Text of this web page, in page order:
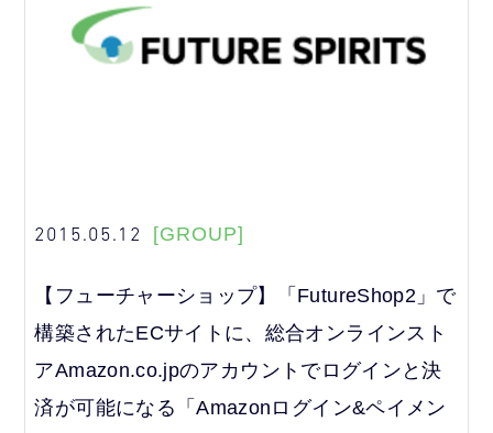
2015.05.12 [GROUP]
【フューチャーショップ】「FutureShop2」で
構築されたECサイトに、総合オンラインスト
アAmazon.co.jpのアカウントでログインと決
済が可能になる「Amazonログイン&ペイメン